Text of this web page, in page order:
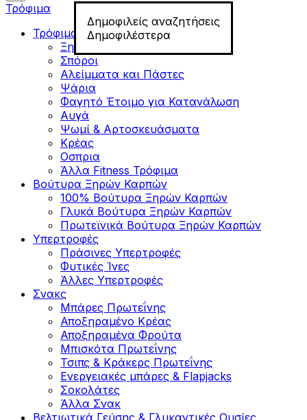
Δημοφιλείς αναζητήσεις
Δημοφιλέστερα
Τρόφιμα
Τρόφιμα για Fitness
Ξηροί Καρποί
Σπόροι
Αλείμματα και Πάστες
Ψάρια
Φαγητό Έτοιμο για Κατανάλωση
Αυγά
Ψωμί & Αρτοσκευάσματα
Κρέας
Οσπρια
Άλλα Fitness Τρόφιμα
Βούτυρα Ξηρών Καρπών
100% Βούτυρα Ξηρών Καρπών
Γλυκά Βούτυρα Ξηρών Καρπών
Πρωτεϊνικά Βούτυρα Ξηρών Καρπών
Υπερτροφές
Πράσινες Υπερτροφές
Φυτικές Ίνες
Άλλες Υπερτροφές
Σνακς
Μπάρες Πρωτεΐνης
Αποξηραμένο Κρέας
Αποξηραμένα Φρούτα
Μπισκότα Πρωτεΐνης
Τσιπς & Kράκερς Πρωτεΐνης
Ενεργειακές μπάρες & Flapjacks
Σοκολάτες
Άλλα Σνακ
Βελτιωτικά Γεύσης & Γλυκαντικές Ουσίες